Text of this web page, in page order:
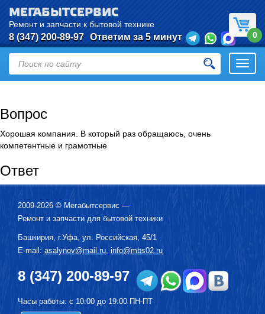
МЕГАБЫТСЕРВИС
Ремонт и запчасти к бытовой технике
8 (347) 200-89-97 Ответим за 5 минут 0
Вопрос
Хорошая компания. В который раз обращаюсь, очень
компетентные и грамотные
Ответ
2009-2026 © Мегабытсервис —
Ремонт и запчасти для бытовой техники
Башкирия, г.Уфа, ул. Российская, 45/1
E-mail: asalynov@mail.ru, info@mbs02.ru
8 (347) 200-89-97
Часы работы: с 10:00 до 19:00 ПН-ПТ